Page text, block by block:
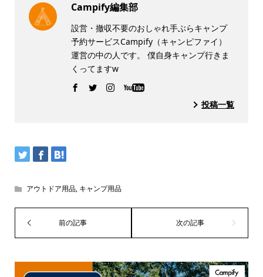
Campify編集部
設営・撤収不要のおしゃれ手ぶらキャンプ
予約サービスCampify（キャンピファイ）
運営の中の人です。 僕自身キャンプ行きま
くってますw
投稿一覧
アウトドア用品, キャンプ用品